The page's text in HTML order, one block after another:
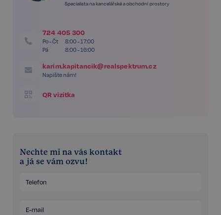
Specialista na kancelářské a obchodní prostory
724 405 300
Po - Čt
8:00 - 17:00
Pá
8:00 - 16:00
karim.kapitancik@realspektrum.cz
Napište nám!
QR vizitka
Nechte mi na vás kontakt
a já se vám ozvu!